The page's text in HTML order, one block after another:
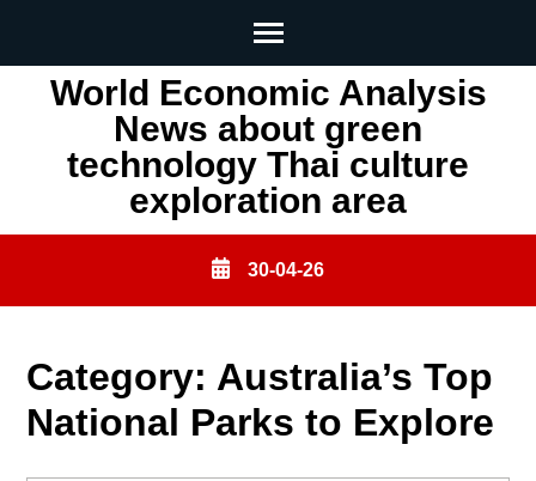
World Economic Analysis
News about green
technology Thai culture
exploration area
30-04-26
Category: Australia’s Top
National Parks to Explore